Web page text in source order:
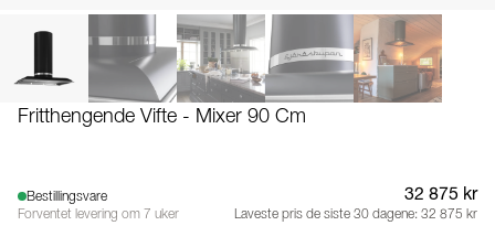
Fritthengende Vifte - Mixer 90 Cm
Bestillingsvare
Forventet levering om 7 uker
32 875 kr
Laveste pris de siste 30 dagene: 32 875 kr